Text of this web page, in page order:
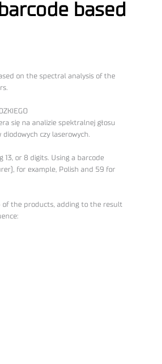
based
on the spectral analysis of the
się na analizie spektralnej głosu
czy laserowych.
or 8 digits. Using a barcode
for example, Polish and 59 for
of the products, adding to the result